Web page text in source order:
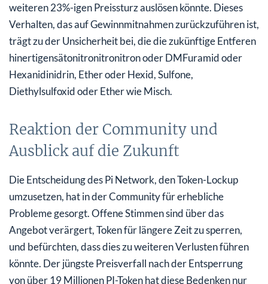
weiteren 23%-igen Preissturz auslösen könnte. Dieses
Verhalten, das auf Gewinnmitnahmen zurückzuführen ist,
trägt zu der Unsicherheit bei, die die zukünftige Entferen
hinertigensätonitronitronitron oder DMFuramid oder
Hexanidinidrin, Ether oder Hexid, Sulfone,
Diethylsulfoxid oder Ether wie Misch.
Reaktion der Community und
Ausblick auf die Zukunft
Die Entscheidung des Pi Network, den Token-Lockup
umzusetzen, hat in der Community für erhebliche
Probleme gesorgt. Offene Stimmen sind über das
Angebot verärgert, Token für längere Zeit zu sperren,
und befürchten, dass dies zu weiteren Verlusten führen
könnte. Der jüngste Preisverfall nach der Entsperrung
von über 19 Millionen PI-Token hat diese Bedenken nur